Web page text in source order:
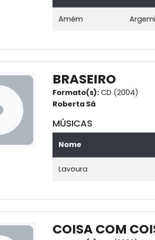
Amém
BRASEIRO
Formato(s): CD (2004)
Roberta Sá
MÚSICAS
Nome
Lavoura
COISA COM